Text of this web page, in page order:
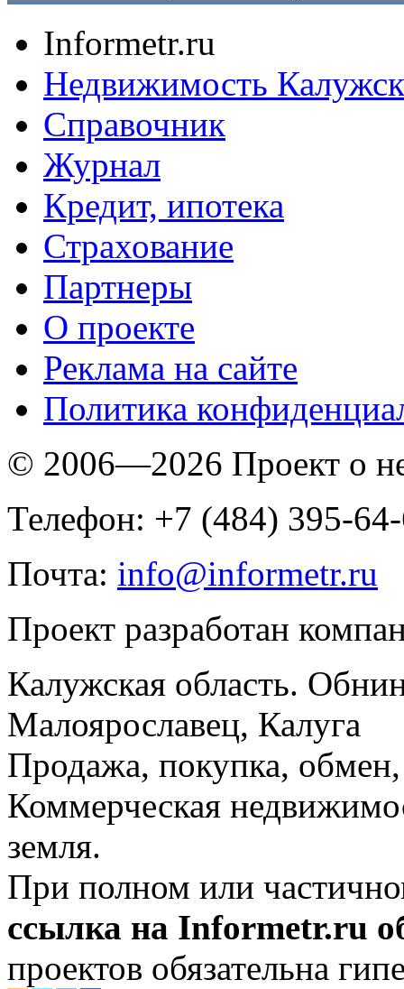
Informetr.ru
Недвижимость
Справочник
Журнал
Кредит, ипотека
Страхование
Партнеры
O проекте
Реклама на сайте
Политика
© 2006—2026 Проект о
Телефон: +7 (484) 395-
Почта: info@informetr.ru
Проект разработан
Калужская область.
Малоярославец, Калуга
Продажа, покупка, обмен,
Коммерческая
земля.
При полном или
ссылка на Informetr.ru
проектов обязательна